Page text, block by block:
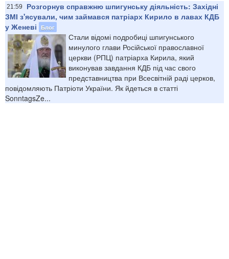
21:59
Розгорнув справжню шпигунську діяльність: Західні
ЗМІ з'ясували, чим займався патріарх Кирило в лавах КДБ
у Женеві
Блог
Стали відомі подробиці шпигунського
минулого глави Російської православної
церкви (РПЦ) патріарха Кирила, який
виконував завдання КДБ під час свого
представництва при Всесвітній раді церков,
повідомляють Патріоти України. Як йдеться в статті
SonntagsZe...